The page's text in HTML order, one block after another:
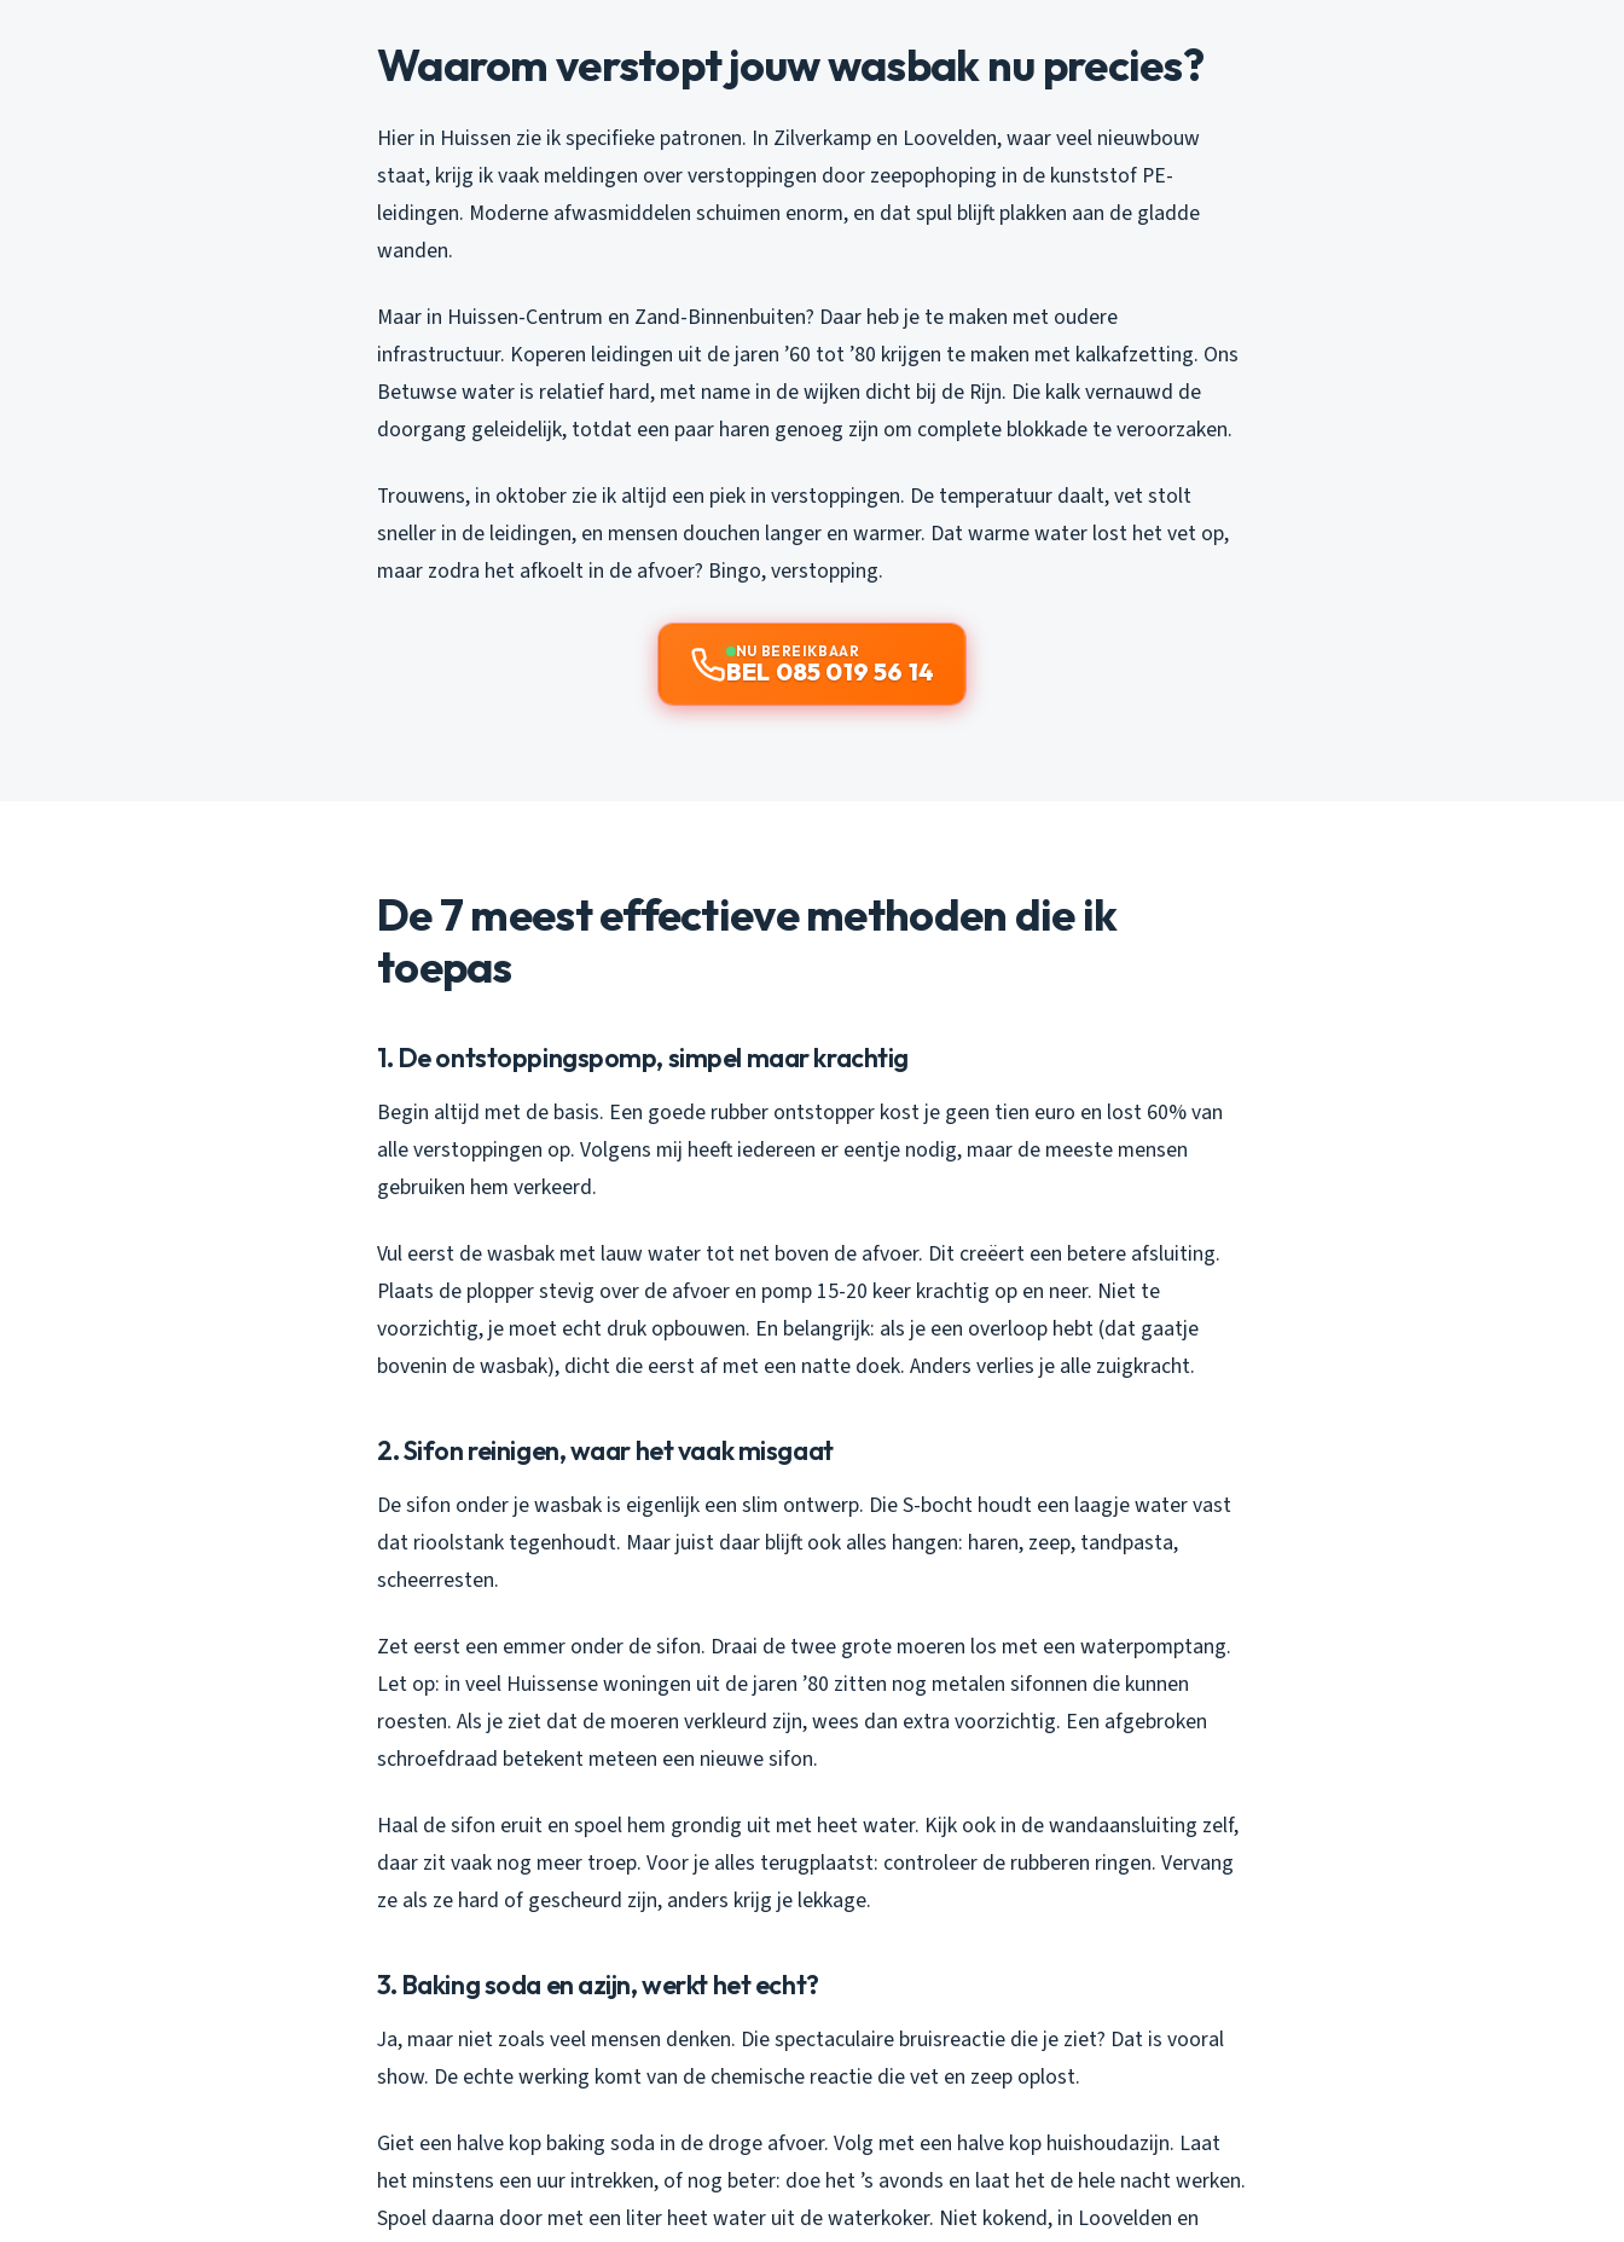
Waarom verstopt jouw wasbak nu precies?
Hier in Huissen zie ik specifieke patronen. In Zilverkamp en Loovelden, waar veel nieuwbouw
staat, krijg ik vaak meldingen over verstoppingen door zeepophoping in de kunststof PE-
leidingen. Moderne afwasmiddelen schuimen enorm, en dat spul blijft plakken aan de gladde
wanden.
Maar in Huissen-Centrum en Zand-Binnenbuiten? Daar heb je te maken met oudere
infrastructuur. Koperen leidingen uit de jaren ’60 tot ’80 krijgen te maken met kalkafzetting. Ons
Betuwse water is relatief hard, met name in de wijken dicht bij de Rijn. Die kalk vernauwd de
doorgang geleidelijk, totdat een paar haren genoeg zijn om complete blokkade te veroorzaken.
Trouwens, in oktober zie ik altijd een piek in verstoppingen. De temperatuur daalt, vet stolt
sneller in de leidingen, en mensen douchen langer en warmer. Dat warme water lost het vet op,
maar zodra het afkoelt in de afvoer? Bingo, verstopping.
NU BEREIKBAAR
BEL 085 019 56 14
De 7 meest effectieve methoden die ik
toepas
1. De ontstoppingspomp, simpel maar krachtig
Begin altijd met de basis. Een goede rubber ontstopper kost je geen tien euro en lost 60% van
alle verstoppingen op. Volgens mij heeft iedereen er eentje nodig, maar de meeste mensen
gebruiken hem verkeerd.
Vul eerst de wasbak met lauw water tot net boven de afvoer. Dit creëert een betere afsluiting.
Plaats de plopper stevig over de afvoer en pomp 15-20 keer krachtig op en neer. Niet te
voorzichtig, je moet echt druk opbouwen. En belangrijk: als je een overloop hebt (dat gaatje
bovenin de wasbak), dicht die eerst af met een natte doek. Anders verlies je alle zuigkracht.
2. Sifon reinigen, waar het vaak misgaat
De sifon onder je wasbak is eigenlijk een slim ontwerp. Die S-bocht houdt een laagje water vast
dat rioolstank tegenhoudt. Maar juist daar blijft ook alles hangen: haren, zeep, tandpasta,
scheerresten.
Zet eerst een emmer onder de sifon. Draai de twee grote moeren los met een waterpomptang.
Let op: in veel Huissense woningen uit de jaren ’80 zitten nog metalen sifonnen die kunnen
roesten. Als je ziet dat de moeren verkleurd zijn, wees dan extra voorzichtig. Een afgebroken
schroefdraad betekent meteen een nieuwe sifon.
Haal de sifon eruit en spoel hem grondig uit met heet water. Kijk ook in de wandaansluiting zelf,
daar zit vaak nog meer troep. Voor je alles terugplaatst: controleer de rubberen ringen. Vervang
ze als ze hard of gescheurd zijn, anders krijg je lekkage.
3. Baking soda en azijn, werkt het echt?
Ja, maar niet zoals veel mensen denken. Die spectaculaire bruisreactie die je ziet? Dat is vooral
show. De echte werking komt van de chemische reactie die vet en zeep oplost.
Giet een halve kop baking soda in de droge afvoer. Volg met een halve kop huishoudazijn. Laat
het minstens een uur intrekken, of nog beter: doe het ’s avonds en laat het de hele nacht werken.
Spoel daarna door met een liter heet water uit de waterkoker. Niet kokend, in Loovelden en